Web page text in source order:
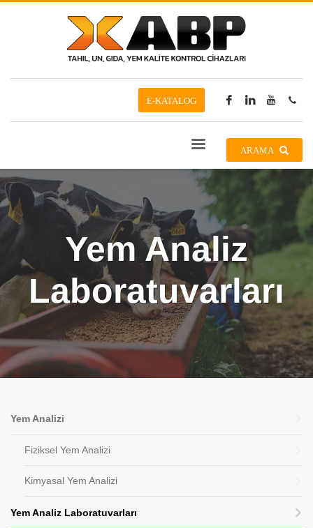
E-KATALOG
ARAMA
Yem Analiz
Laboratuvarları
Yem Analizi
Fiziksel Yem Analizi
Kimyasal Yem Analizi
Yem Analiz Laboratuvarları